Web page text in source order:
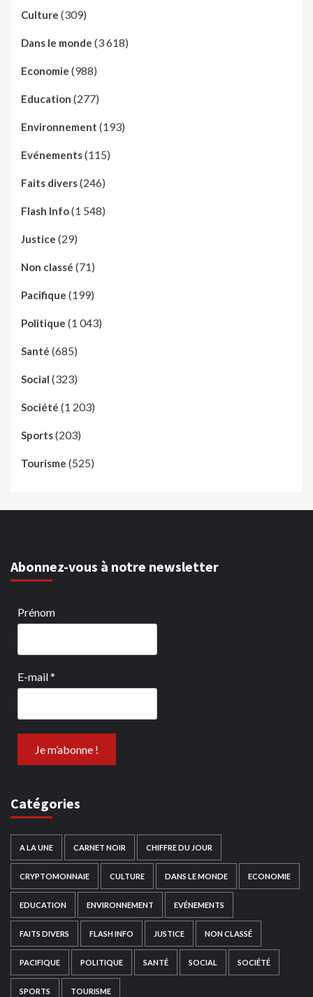
Culture (309)
Dans le monde (3 618)
Economie (988)
Education (277)
Environnement (193)
Evénements(115)
Faits divers(246)
Flash Info(1 548)
Justice (29)
Non classé (71)
Pacifique (199)
Politique (1 043)
Santé (685)
Social (323)
Société (1 203)
Sports(203)
Tourisme (525)
Abonnez-vous à notre newsletter
Prénom
E-mail*
Catégories
A LA UNE CARNET NOIR CHIFFRE DU JOUR
CRYPTOMONNAIE CULTURE DANS LE MONDE ECONOMIE
EDUCATION ENVIRONNEMENT EVÉNEMENTS
FAITS DIVERS FLASH INFO JUSTICE NON CLASSÉ
PACIFIQUE POLITIQUE SANTÉ SOCIAL SOCIÉTÉ
SPORTS TOURISME